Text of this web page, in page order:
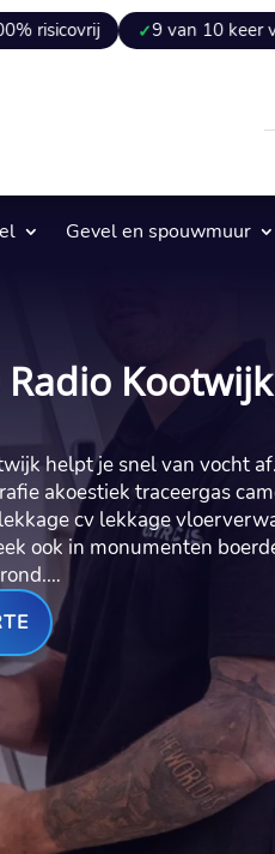
9 van 10 keer vergoed door
Gevel en spouwmuur
helpt je snel van vocht
akoestiek traceergas
cv lekkage
ook in monumenten